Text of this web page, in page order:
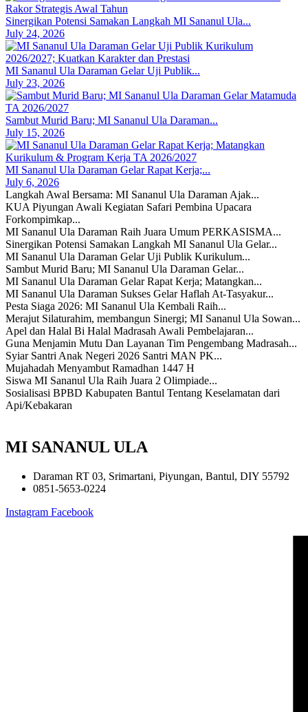
Sinergikan Potensi Samakan Langkah MI Sananul Ula...
July 24, 2026
MI Sananul Ula Daraman Gelar Uji Publik...
July 23, 2026
Sambut Murid Baru; MI Sananul Ula Daraman...
July 15, 2026
MI Sananul Ula Daraman Gelar Rapat Kerja;...
July 6, 2026
Langkah Awal Bersama: MI Sananul Ula Daraman Ajak...
KUA Piyungan Awali Kegiatan Safari Pembina Upacara
Forkompimkap...
MI Sananul Ula Daraman Raih Juara Umum PERKASISMA...
Sinergikan Potensi Samakan Langkah MI Sananul Ula Gelar...
MI Sananul Ula Daraman Gelar Uji Publik Kurikulum...
Sambut Murid Baru; MI Sananul Ula Daraman Gelar...
MI Sananul Ula Daraman Gelar Rapat Kerja; Matangkan...
MI Sananul Ula Daraman Sukses Gelar Haflah At-Tasyakur...
Pesta Siaga 2026: MI Sananul Ula Kembali Raih...
Merajut Silaturahim, membangun Sinergi; MI Sananul Ula Sowan...
Apel dan Halal Bi Halal Madrasah Awali Pembelajaran...
Guna Menjamin Mutu Dan Layanan Tim Pengembang Madrasah...
Syiar Santri Anak Negeri 2026 Santri MAN PK...
Mujahadah Menyambut Ramadhan 1447 H
Siswa MI Sananul Ula Raih Juara 2 Olimpiade...
Sosialisasi BPBD Kabupaten Bantul Tentang Keselamatan dari
Api/Kebakaran
MI SANANUL ULA
Daraman RT 03, Srimartani, Piyungan, Bantul, DIY 55792
0851-5653-0224
Instagram Facebook